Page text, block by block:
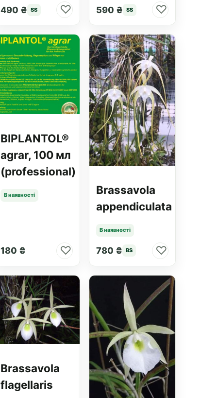
490 ₴ SS ♡ 590 ₴ SS ♡
BIPLANTOL®
agrar, 100 мл
(professional)
В наявності
180 ₴ ♡
Brassavola
appendiculata
В наявності
780 ₴ BS ♡
Brassavola
flagellaris